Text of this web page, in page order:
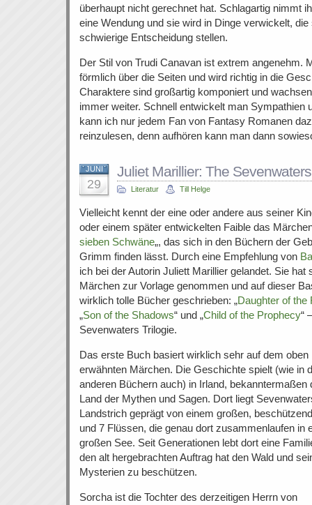
überhaupt nicht gerechnet hat. Schlagartig nimmt
eine Wendung und sie wird in Dinge verwickelt,
schwierige Entscheidung stellen.
Der Stil von Trudi Canavan ist extrem angenehm.
förmlich über die Seiten und wird richtig in die
Charaktere sind großartig komponiert und
immer weiter. Schnell entwickelt man Sympathien
kann ich nur jedem Fan von Fantasy Romanen
reinzulesen, denn aufhören kann man dann
JUNI
29
Juliet Marillier: The
Literatur Till Helge
Vielleicht kennt der eine oder andere aus seiner
oder einem später entwickelten Faible das
sieben Schwäne„, das sich in den Büchern der
Grimm finden lässt. Durch eine Empfehlung von
ich bei der Autorin Juliett Marillier gelandet. Sie hat
Märchen zur Vorlage genommen und auf dieser
wirklich tolle Bücher geschrieben: „Daughter of the
„Son of the Shadows“ und „Child of the Prophecy“
Sevenwaters Trilogie.
Das erste Buch basiert wirklich sehr auf dem oben
erwähnten Märchen. Die Geschichte spielt (wie in
anderen Büchern auch) in Irland, bekanntermaßen
Land der Mythen und Sagen. Dort liegt
Landstrich geprägt von einem großen,
und 7 Flüssen, die genau dort zusammenlaufen in
großen See. Seit Generationen lebt dort eine
den alt hergebrachten Auftrag hat den Wald und
Mysterien zu beschützen.
Sorcha ist die Tochter des derzeitigen Herrn von